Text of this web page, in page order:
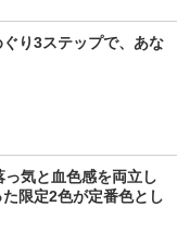
り3ステップで、あな
気と血色感を両立し
限定2色が定番色とし